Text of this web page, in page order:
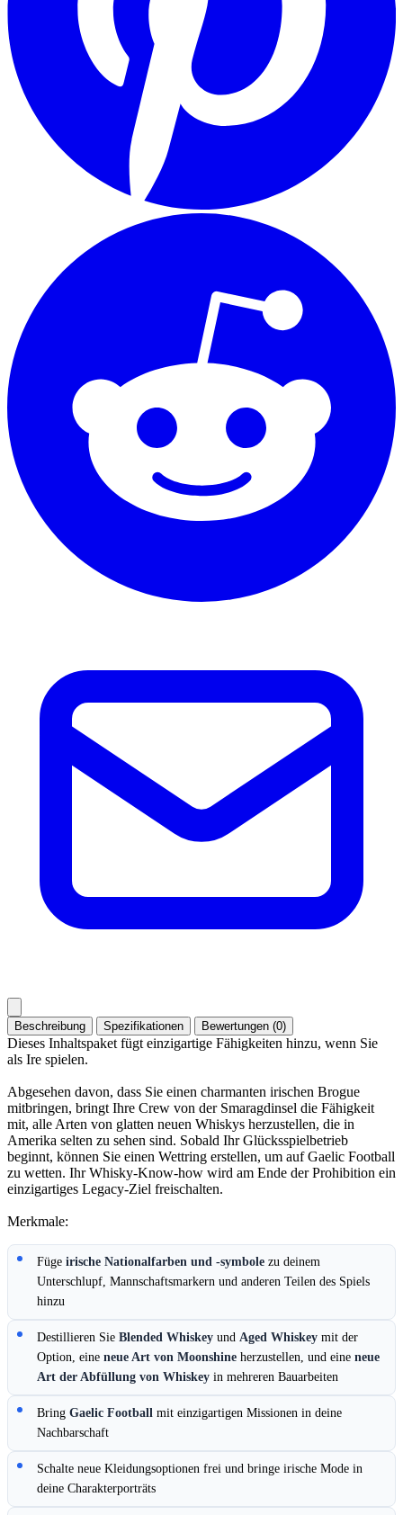
Beschreibung Spezifikationen Bewertungen (0)
Dieses Inhaltspaket fügt einzigartige Fähigkeiten hinzu, wenn Sie
als Ire spielen.
Abgesehen davon, dass Sie einen charmanten irischen Brogue
mitbringen, bringt Ihre Crew von der Smaragdinsel die Fähigkeit
mit, alle Arten von glatten neuen Whiskys herzustellen, die in
Amerika selten zu sehen sind. Sobald Ihr Glücksspielbetrieb
beginnt, können Sie einen Wettring erstellen, um auf Gaelic Football
zu wetten. Ihr Whisky-Know-how wird am Ende der Prohibition ein
einzigartiges Legacy-Ziel freischalten.
Merkmale:
Füge irische Nationalfarben und -symbole zu deinem
Unterschlupf, Mannschaftsmarkern und anderen Teilen des Spiels
hinzu
Destillieren Sie Blended Whiskey und Aged Whiskey mit der
Option, eine neue Art von Moonshine herzustellen, und eine neue
Art der Abfüllung von Whiskey in mehreren Bauarbeiten
Bring Gaelic Football mit einzigartigen Missionen in deine
Nachbarschaft
Schalte neue Kleidungsoptionen frei und bringe irische Mode in
deine Charakterporträts